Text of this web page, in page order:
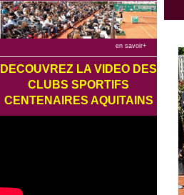
en savoir+
DECOUVREZ LA VIDEO DES
CLUBS SPORTIFS
CENTENAIRES AQUITAINS